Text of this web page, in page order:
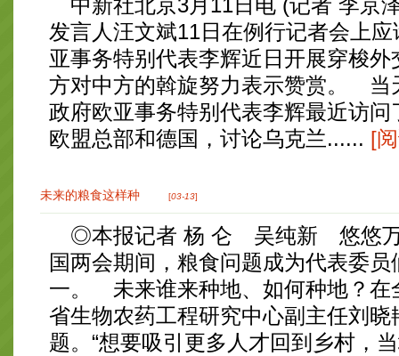
中新社北京3月11日电 (记者 李京
发言人汪文斌11日在例行记者会上
亚事务特别代表李辉近日开展穿梭
方对中方的斡旋努力表示赞赏。 当
政府欧亚事务特别代表李辉最近访
欧盟总部和德国，讨论乌克兰...... [
未来的粮食这样种 [03-13]
◎本报记者 杨 仑 吴纯新 悠悠万
国两会期间，粮食问题成为代表委
一。 未来谁来种地、如何种地？在
省生物农药工程研究中心副主任刘
题。“想要吸引更多人才回到乡村，